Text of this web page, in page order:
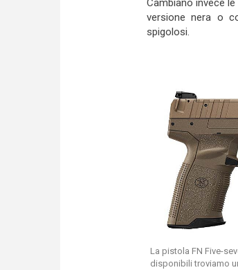
Cambiano invece
versione nera o
spigolosi.
La pistola FN Five-
disponibili troviamo